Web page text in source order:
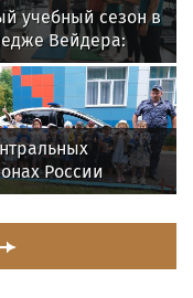
учебный сезон в
Вейдера:
очные
подготовки
тренеров и
здоровья
России
с